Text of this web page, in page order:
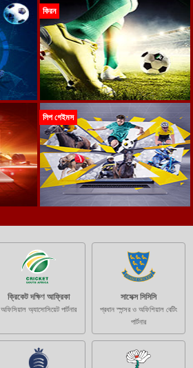
কিরন
লিপ গেইমস
ক্রিকেট দক্ষিণ আফ্রিকা
অফিসিয়াল অ্যাসোসিয়েট পার্টনার
সাসেক্স সিসিসি
প্রধান স্পন্সর ও অফিশিয়াল বেটিং
পার্টনার